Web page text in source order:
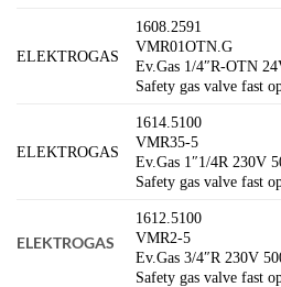
ELEKTROGAS
1608.2591
VMR01OTN.G
Ev.Gas 1/4″R-OTN
Safety gas valve fast
ELEKTROGAS
1614.5100
VMR35-5
Ev.Gas 1″1/4R 230V
Safety gas valve fast
ELEKTROGAS
1612.5100
VMR2-5
Ev.Gas 3/4″R 230V
Safety gas valve fast